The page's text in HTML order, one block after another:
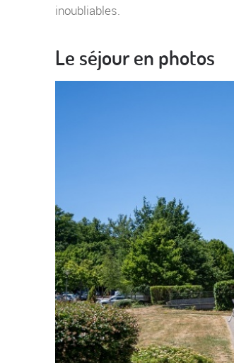
inoubliables.
Le séjour en photos